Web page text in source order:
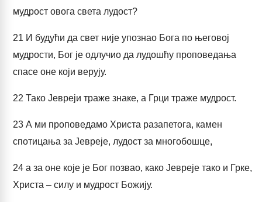
мудрост овога света лудост?
21 И будући да свет није упознао Бога по његовој
мудрости, Бог је одлучио да лудошћу проповедања
спасе оне који верују.
22 Тако Јевреји траже знаке, а Грци траже мудрост.
23 А ми проповедамо Христа разапетога, камен
спотицања за Јевреје, лудост за многобошце,
24 а за оне које је Бог позвао, како Јевреје тако и Грке,
Христа – силу и мудрост Божију.